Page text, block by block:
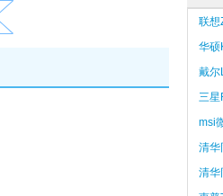
联想
华硕
戴尔
三星
msi
清华
清华